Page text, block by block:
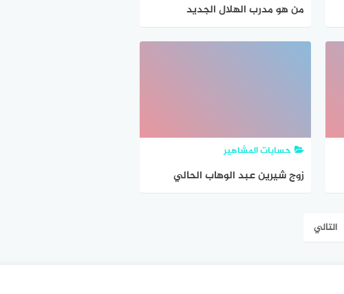
من هو مدرب الهلال الجديد
حسابات المشاهير
زوج شيرين عبد الوهاب الحالي
التالي